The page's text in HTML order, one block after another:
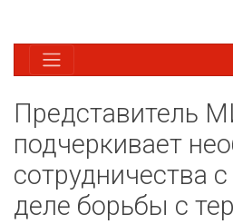
Представитель
подчеркивает
сотрудничества
деле борьбы с